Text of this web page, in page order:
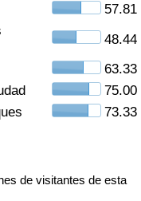
57.81
48.44
63.33
75.00
73.33
de visitantes de esta